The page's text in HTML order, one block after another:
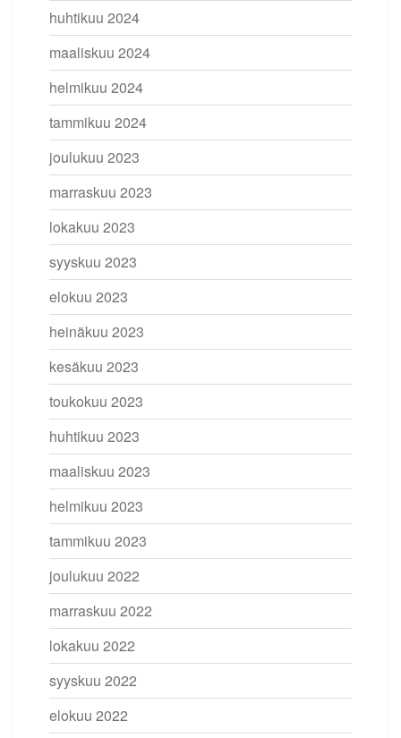
huhtikuu 2024
maaliskuu 2024
helmikuu 2024
tammikuu 2024
joulukuu 2023
marraskuu 2023
lokakuu 2023
syyskuu 2023
elokuu 2023
heinäkuu 2023
kesäkuu 2023
toukokuu 2023
huhtikuu 2023
maaliskuu 2023
helmikuu 2023
tammikuu 2023
joulukuu 2022
marraskuu 2022
lokakuu 2022
syyskuu 2022
elokuu 2022